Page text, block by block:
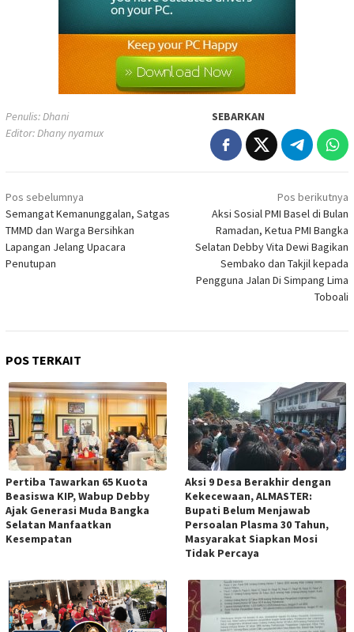
Penulis: Dhani
Editor: Dhany nyamux
SEBARKAN
Navigasi
pos
Pos sebelumnya
Semangat Kemanunggalan, Satgas
TMMD dan Warga Bersihkan
Lapangan Jelang Upacara
Penutupan
Pos berikutnya
Aksi Sosial PMI Basel di Bulan
Ramadan, Ketua PMI Bangka
Selatan Debby Vita Dewi Bagikan
Sembako dan Takjil kepada
Pengguna Jalan Di Simpang Lima
Toboali
POS TERKAIT
Pertiba Tawarkan 65 Kuota
Beasiswa KIP, Wabup Debby
Ajak Generasi Muda Bangka
Selatan Manfaatkan
Kesempatan
Aksi 9 Desa Berakhir dengan
Kekecewaan, ALMASTER:
Bupati Belum Menjawab
Persoalan Plasma 30 Tahun,
Masyarakat Siapkan Mosi
Tidak Percaya